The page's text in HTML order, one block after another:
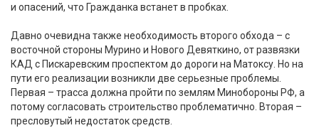
и опасений, что Гражданка встанет в пробках.
Давно очевидна также необходимость второго обхода – с
восточной стороны Мурино и Нового Девяткино, от развязки
КАД с Пискаревским проспектом до дороги на Матоксу. Но на
пути его реализации возникли две серьезные проблемы.
Первая – трасса должна пройти по землям Минобороны РФ, а
потому согласовать строительство проблематично. Вторая –
пресловутый недостаток средств.